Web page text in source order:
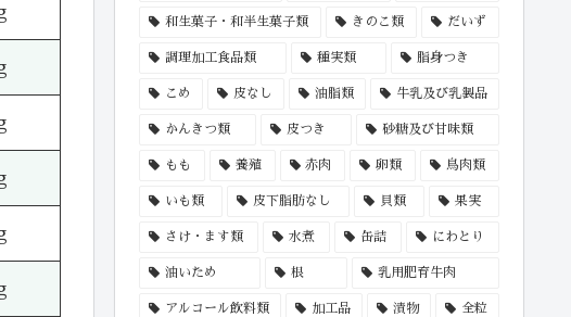
和生菓子・和半生菓子類 きのこ類 だいず
調理加工食品類 種実類 脂身つき
こめ 皮なし 油脂類 牛乳及び乳製品
かんきつ類 皮つき 砂糖及び甘味類
もも 養殖 赤肉 卵類 鳥肉類
いも類 皮下脂肪なし 貝類 果実
さけ・ます類 水煮 缶詰 にわとり
油いため 根 乳用肥育牛肉
アルコール飲料類 加工品 漬物 全粒